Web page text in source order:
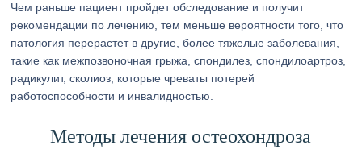
Чем раньше пациент пройдет обследование и получит
рекомендации по лечению, тем меньше вероятности того, что
патология перерастет в другие, более тяжелые заболевания,
такие как межпозвоночная грыжа, спондилез, спондилоартроз,
радикулит, сколиоз, которые чреваты потерей
работоспособности и инвалидностью.
Методы лечения остеохондроза